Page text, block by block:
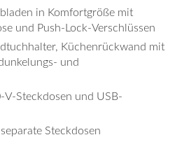
in Komfortgröße mit
und Push-Lock-Verschlüssen
Küchenrückwand mit
und
Steckdosen und USB-
Steckdosen